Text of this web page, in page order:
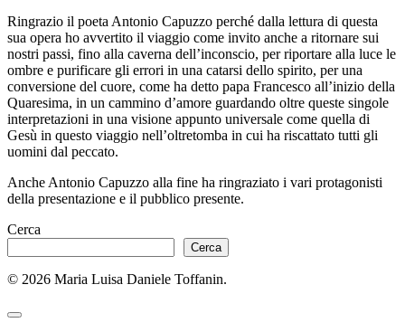
Ringrazio il poeta Antonio Capuzzo perché dalla lettura di questa
sua opera ho avvertito il viaggio come invito anche a ritornare sui
nostri passi, fino alla caverna dell’inconscio, per riportare alla luce le
ombre e purificare gli errori in una catarsi dello spirito, per una
conversione del cuore, come ha detto papa Francesco all’inizio della
Quaresima, in un cammino d’amore guardando oltre queste singole
interpretazioni in una visione appunto universale come quella di
Gesù in questo viaggio nell’oltretomba in cui ha riscattato tutti gli
uomini dal peccato.
Anche Antonio Capuzzo alla fine ha ringraziato i vari protagonisti
della presentazione e il pubblico presente.
Cerca
Cerca
© 2026 Maria Luisa Daniele Toffanin.